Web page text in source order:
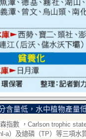
含量低，水中植物產量
指數 ， Carlson trophic
a）及總磷（TP）等三項水